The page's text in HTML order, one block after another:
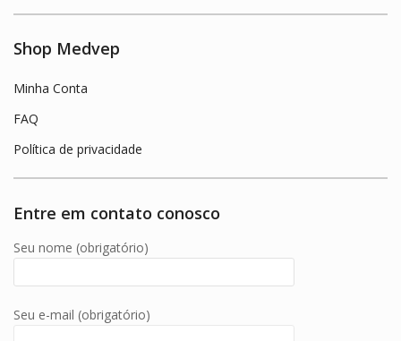
Shop Medvep
Minha Conta
FAQ
Política de privacidade
Entre em contato conosco
Seu nome (obrigatório)
Seu e-mail (obrigatório)